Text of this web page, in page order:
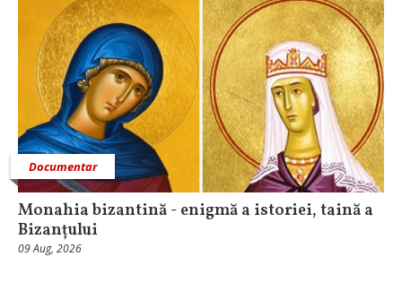
Documentar
Monahia bizantină - enigmă a istoriei, taină a
Bizanțului
09 Aug, 2026